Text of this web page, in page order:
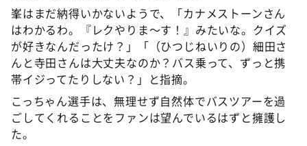
峯はまだ納得いかないようで、「カナメストーンさん
はわかるわ。『レクやりま～す！』みたいな。クイズ
が好きなんだったけ？」「（ひつじねいりの）細田さ
んと寺田さんは大丈夫なのか？バス乗って、ずっと携
帯イジってたりしない？」と指摘。
こっちゃん選手は、無理せず自然体でバスツアーを過
ごしてくれることをファンは望んでいるはずと擁護し
た。